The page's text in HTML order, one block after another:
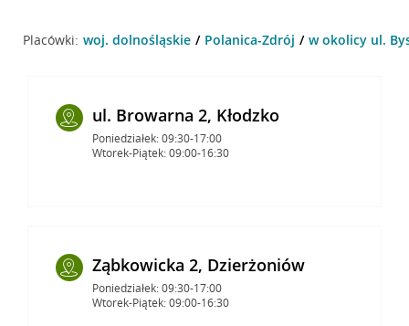
Placówki: woj. dolnośląskie Polanica-Zdrój w okolicy ul.
ul. Browarna 2, Kłodzko
Poniedziałek: 09:30-17:00
Wtorek-Piątek: 09:00-16:30
Ząbkowicka 2, Dzierżoniów
Poniedziałek: 09:30-17:00
Wtorek-Piątek: 09:00-16:30